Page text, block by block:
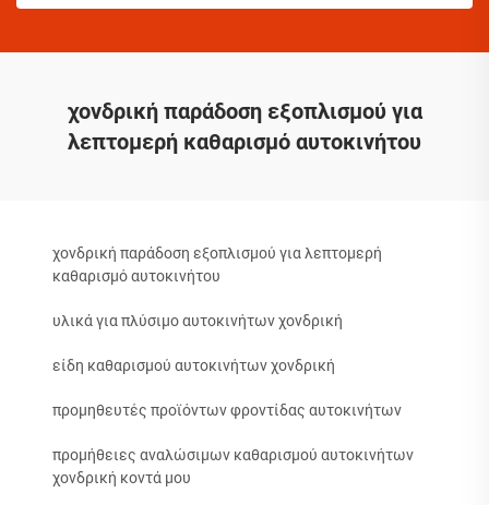
χονδρική παράδοση εξοπλισμού για
λεπτομερή καθαρισμό αυτοκινήτου
χονδρική παράδοση εξοπλισμού για λεπτομερή
καθαρισμό αυτοκινήτου
υλικά για πλύσιμο αυτοκινήτων χονδρική
είδη καθαρισμού αυτοκινήτων χονδρική
προμηθευτές προϊόντων φροντίδας αυτοκινήτων
προμήθειες αναλώσιμων καθαρισμού αυτοκινήτων
χονδρική κοντά μου